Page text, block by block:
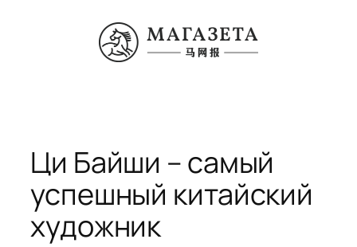
содержимому
Ци Байши – самый
успешный китайский
художник